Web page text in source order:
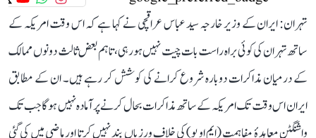
تہران: ایران کے وزیر خارجہ سید عباس عراقچی نے کہا ہے کہ اس وقت امریکہ کے
ساتھ تہران کی کوئی براہ راست بات چیت نہیں ہو رہی، تاہم بعض ثالث دونوں ممالک
کے درمیان مذاکرات دوبارہ شروع کرانے کی کوشش کر رہے ہیں۔ ان کے مطابق
ایران اس وقت تک امریکہ کے ساتھ مذاکرات بحال کرنے پر آمادہ نہیں ہوگا جب تک
واشنگٹن معاہدۂ مفاہمت (ایم او یو) کی خلاف ورزیاں بند نہیں کرتا اور ماضی میں کی گئی